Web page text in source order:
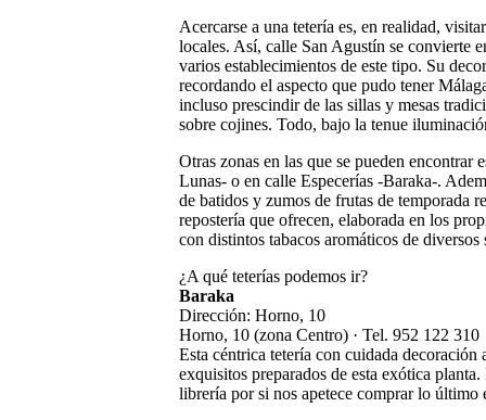
Acercarse a una tetería es, en realidad,
locales. Así, calle San Agustín se convierte
varios establecimientos de este tipo. Su
recordando el aspecto que pudo tener
incluso prescindir de las sillas y mesas
sobre cojines. Todo, bajo la tenue
Otras zonas en las que se pueden encontrar
Lunas- o en calle Especerías -Baraka-.
de batidos y zumos de frutas de temporada
repostería que ofrecen, elaborada en los
con distintos tabacos aromáticos de diversos
¿A qué teterías podemos ir?
Baraka
Dirección: Horno, 10
Horno, 10 (zona Centro) · Tel. 952 122 310
Esta céntrica tetería con cuidada decoración
exquisitos preparados de esta exótica
librería por si nos apetece comprar lo último